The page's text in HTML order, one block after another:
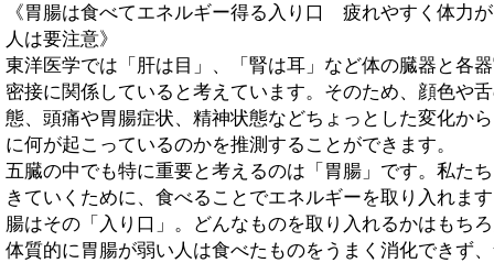
《胃腸は食べてエネルギー得る入り口 疲れやすく体力
人は要注意》
東洋医学では「肝は目」、「腎は耳」など体の臓器と各
密接に関係していると考えています。そのため、顔色や
態、頭痛や胃腸症状、精神状態などちょっとした変化か
に何が起こっているのかを推測することができます。
五臓の中でも特に重要と考えるのは「胃腸」です。私た
きていくために、食べることでエネルギーを取り入れま
腸はその「入り口」。どんなものを取り入れるかはもち
体質的に胃腸が弱い人は食べたものをうまく消化できず